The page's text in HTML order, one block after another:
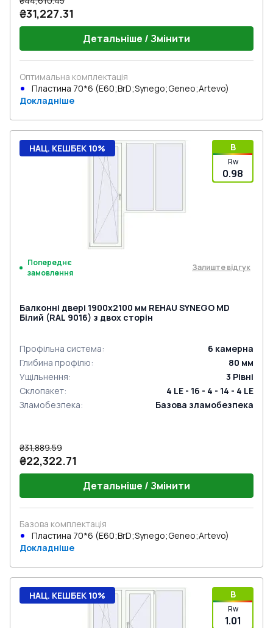
₴31,227.31
Детальніше / Змінити
Оптимальна комплектація
Пластина 70*6 (E60;BrD;Synego;Geneo;Artevo)
Докладніше
B
Rw
0.98
НАЦ. КЕШБЕК 10%
Попереднє
замовлення
Залиште відгук
Балконні двері 1900x2100 мм REHAU SYNEGO MD
Білий (RAL 9016) з двох сторін
Профільна система: 6 камерна
Глибина профілю: 80 мм
Ущільнення: 3 Рівні
Склопакет:
4 LE - 16 - 4 - 14 - 4 LE
Зламобезпека: Базова зламобезпека
₴31,889.59
₴22,322.71
Детальніше / Змінити
Базова комплектація
Пластина 70*6 (E60;BrD;Synego;Geneo;Artevo)
Докладніше
B
Rw
1.01
НАЦ. КЕШБЕК 10%